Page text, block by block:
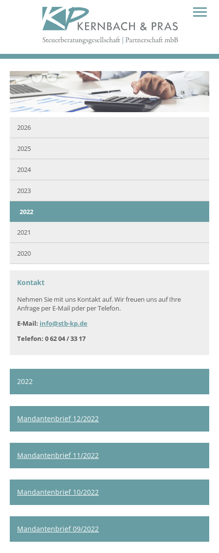
2026
2025
2024
2023
2022
2021
2020
Kontakt
Nehmen Sie mit uns Kontakt auf. Wir freuen uns auf Ihre
Anfrage per E-Mail pder per Telefon.
E-Mail: info@stb-kp.de
Telefon: 0 62 04 / 33 17
2022
Mandantenbrief 12/2022
Mandantenbrief 11/2022
Mandantenbrief 10/2022
Mandantenbrief 09/2022